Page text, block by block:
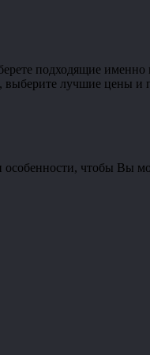
подходящие именно
лучшие цены и
особенности, чтобы Вы